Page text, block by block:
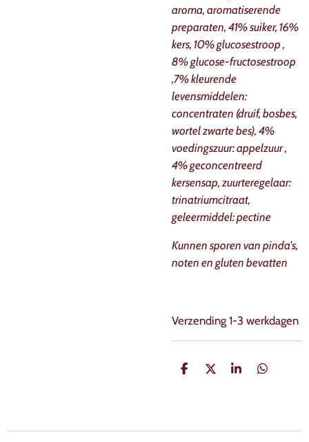
aroma, aromatiserende
preparaten, 41% suiker, 16%
kers, 10% glucosestroop ,
8% glucose-fructosestroop
,7% kleurende
levensmiddelen:
concentraten (druif, bosbes,
wortel zwarte bes), 4%
voedingszuur: appelzuur ,
4% geconcentreerd
kersensap, zuurteregelaar:
trinatriumcitraat,
geleermiddel: pectine
Kunnen sporen van pinda's,
noten en gluten bevatten
Verzending 1-3 werkdagen
D
D
S
D